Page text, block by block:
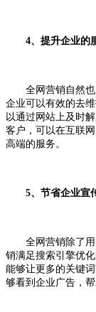
4、提升企业的
全网营销自然也
企业可以有效的去
以通过网站上及时
客户，可以在互联
高端的服务。
5、节省企业宣
全网营销除了用
销满足搜索引擎优
能够让更多的关键
够看到企业广告，